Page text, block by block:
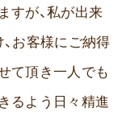
すが、私が出来
お客様にご納得
て頂き一人でも
るよう日々精進